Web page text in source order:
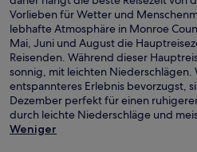
Vorlieben für Wetter und
lebhafte Atmosphäre in Monroe
Mai, Juni und August die
Reisenden. Während dieser
sonnig, mit leichten Niederschlägen.
entspannteres Erlebnis bevorzugst,
Dezember perfekt für einen
durch leichte Niederschläge und
Weniger